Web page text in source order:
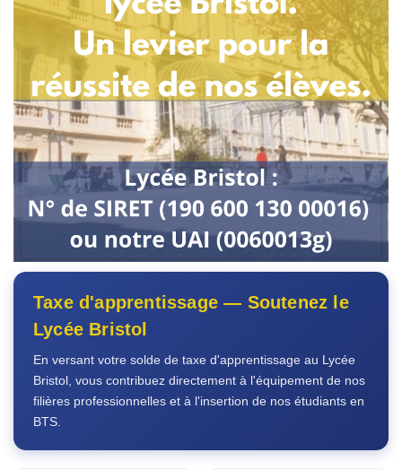
Taxe d'apprentissage — Soutenez le
Lycée Bristol
En versant votre solde de taxe d'apprentissage au Lycée
Bristol, vous contribuez directement à l'équipement de nos
filières professionnelles et à l'insertion de nos étudiants en
BTS.